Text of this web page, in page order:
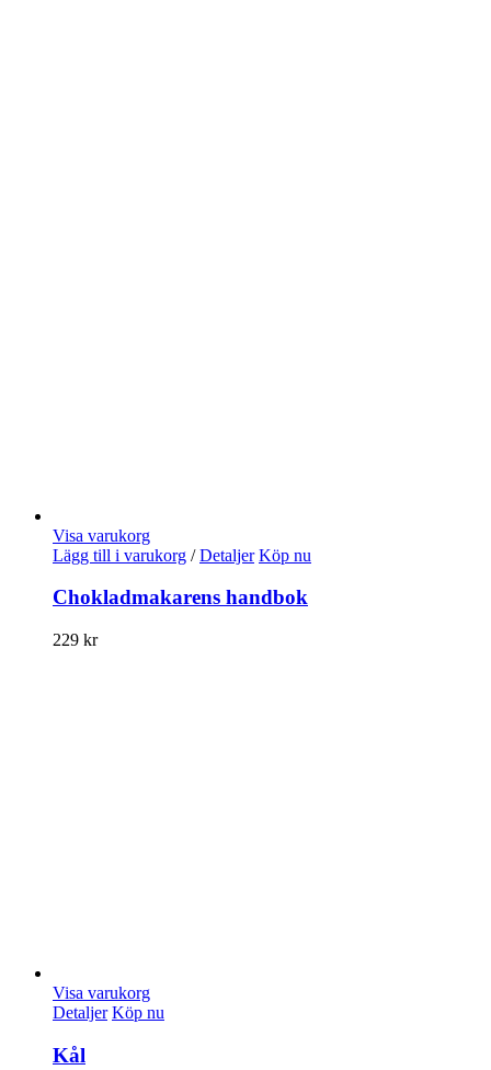
Visa varukorg
Lägg till i varukorg / Detaljer Köp nu
Chokladmakarens handbok
229 kr
Visa varukorg
Detaljer Köp nu
Kål